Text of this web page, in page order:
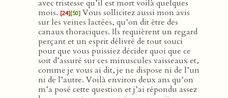
avec tristesse qu’il est mort voilà quelques
mois. [24][50] Vous sollicitez aussi mon avis
sur les veines lactées, qu’on dit être des
canaux thoraciques. Ils requièrent un regard
perçant et un esprit délivré de tout souci
pour que vous puissiez décider quoi que ce
soit d’assuré sur ces minuscules vaisseaux et,
comme je vous ai dit, je ne dispose ni de l’un
ni de l’autre. Voilà environ deux ans qu’on
m’a posé cette question et j’ai répondu assez